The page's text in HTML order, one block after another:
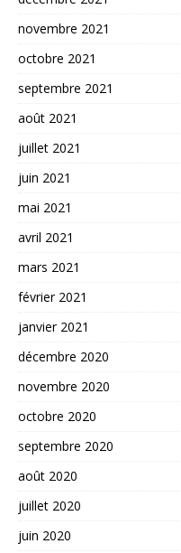
novembre 2021
octobre 2021
septembre 2021
août 2021
juillet 2021
juin 2021
mai 2021
avril 2021
mars 2021
février 2021
janvier 2021
décembre 2020
novembre 2020
octobre 2020
septembre 2020
août 2020
juillet 2020
juin 2020